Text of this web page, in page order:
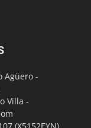
Agüero -
Villa -